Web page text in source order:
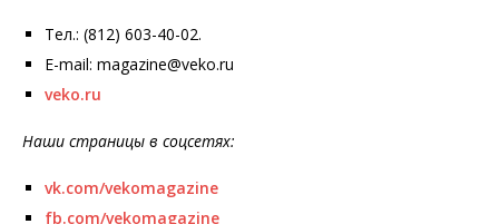
Тел.: (812) 603-40-02.
E-mail: magazine@veko.ru
veko.ru
Наши страницы в соцсетях:
vk.com/vekomagazine
fb.com/vekomagazine